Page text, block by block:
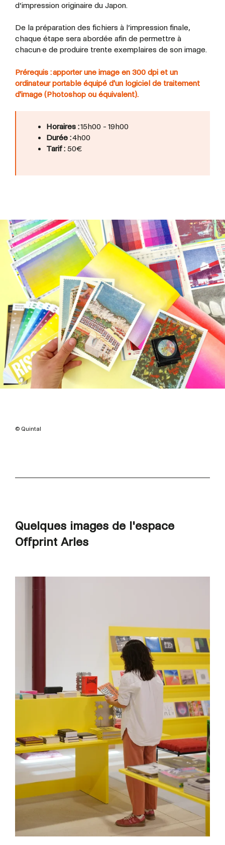
d’impression originaire du Japon.
De la préparation des fichiers à l’impression finale,
chaque étape sera abordée afin de permettre à
chacun·e de produire trente exemplaires de son image.
Prérequis : apporter une image en 300 dpi et un
ordinateur portable équipé d'un logiciel de traitement
d'image (Photoshop ou équivalent).
Horaires :15h00 - 19h00
Durée :4h00
Tarif : 50€
© Quintal
Quelques images de l'espace
Offprint Arles